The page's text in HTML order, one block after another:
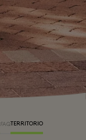
FAQTERRITORIO